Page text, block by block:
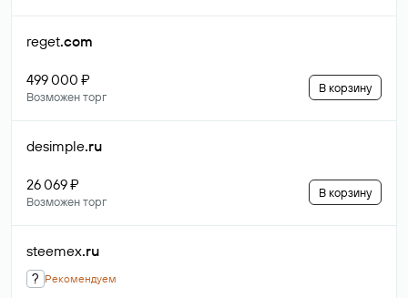
reget.com
499 000 ₽
Возможен торг
В корзину
desimple.ru
26 069 ₽
Возможен торг
В корзину
steemex.ru
? Рекомендуем